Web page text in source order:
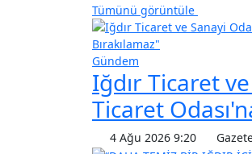
Tümünü görüntüle
Gündem
Iğdır Ticaret
Ticaret
4 Ağu 2026 9:20